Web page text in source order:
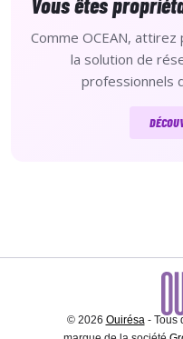
Comme OCEAN,
la solution de
professionnels
© 2026 Ouirésa- Tous